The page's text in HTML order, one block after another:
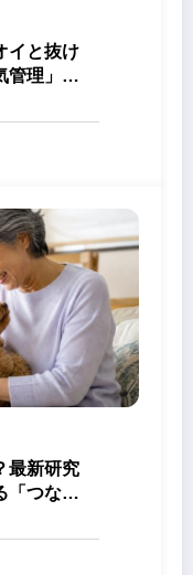
イと抜け
管理」の
最新研究
「つなが